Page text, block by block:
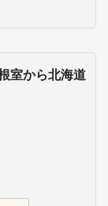
室から北海道